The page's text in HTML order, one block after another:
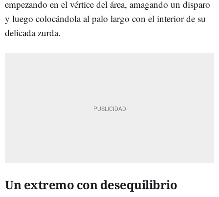
empezando en el vértice del área, amagando un disparo
y luego colocándola al palo largo con el interior de su
delicada zurda.
Un extremo con desequilibrio